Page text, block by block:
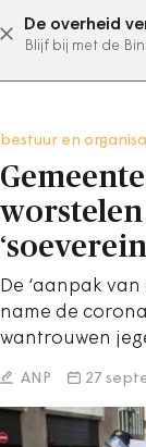
De overheid
Blijf bij met de
bestuur en
De ‘aanpak
name de
wantrouwen
ANP 27